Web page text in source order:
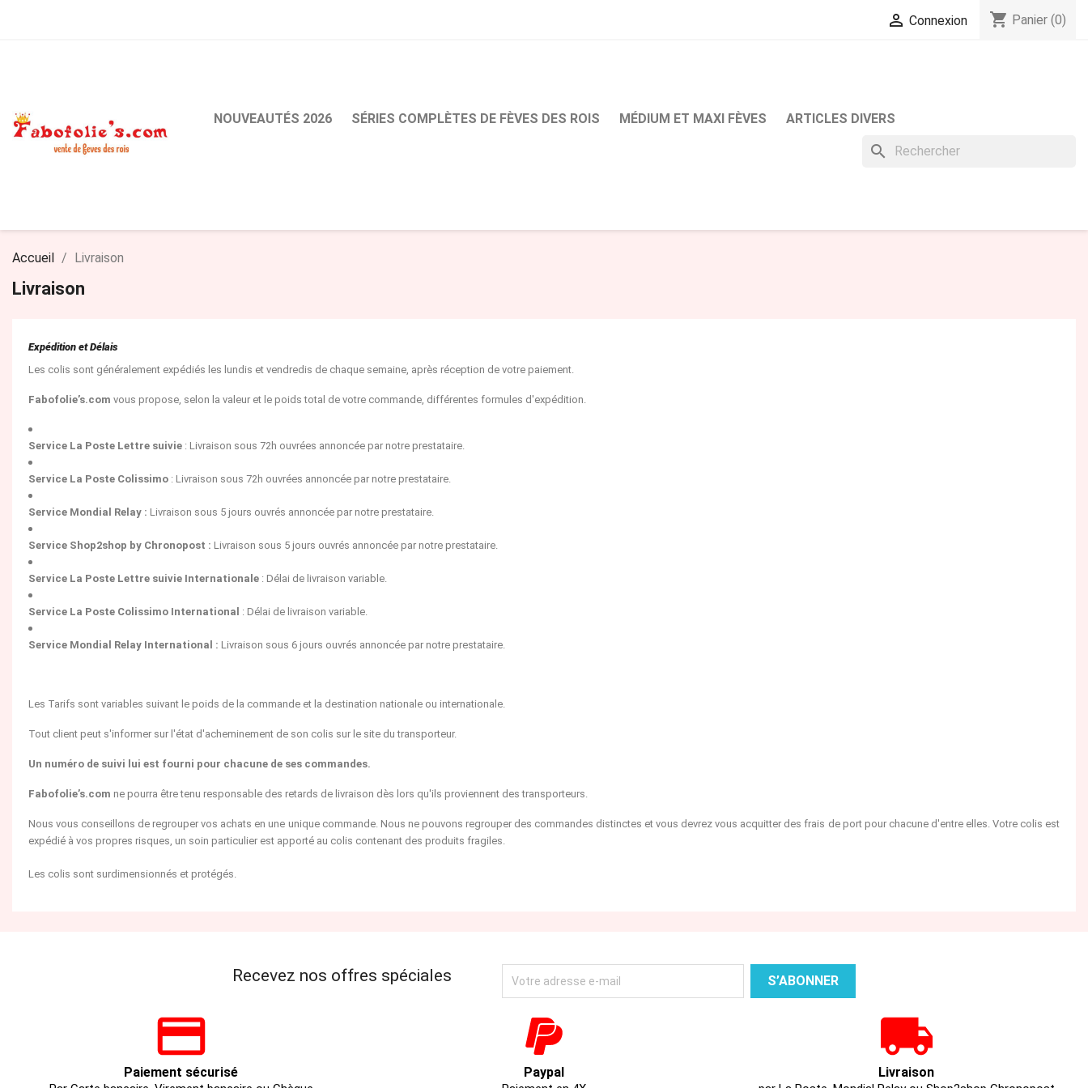
 Connexion shopping_cart Panier (0)
NOUVEAUTÉS 2026 SÉRIES COMPLÈTES DE FÈVES DES ROIS MÉDIUM ET MAXI FÈVES ARTICLES DIVERS
search
Accueil Livraison
Livraison
Expédition et Délais
Les colis sont généralement expédiés les lundis et vendredis de chaque semaine, après réception de votre paiement.
Fabofolie’s.com vous propose, selon la valeur et le poids total de votre commande, différentes formules d'expédition.
Service La Poste Lettre suivie : Livraison sous 72h ouvrées annoncée par notre prestataire.
Service La Poste Colissimo : Livraison sous 72h ouvrées annoncée par notre prestataire.
Service Mondial Relay : Livraison sous 5 jours ouvrés annoncée par notre prestataire.
Service Shop2shop by Chronopost : Livraison sous 5 jours ouvrés annoncée par notre prestataire.
Service La Poste Lettre suivie Internationale : Délai de livraison variable.
Service La Poste Colissimo International : Délai de livraison variable.
Service Mondial Relay International : Livraison sous 6 jours ouvrés annoncée par notre prestataire.
Les Tarifs sont variables suivant le poids de la commande et la destination nationale ou internationale.
Tout client peut s'informer sur l'état d'acheminement de son colis sur le site du transporteur.
Un numéro de suivi lui est fourni pour chacune de ses commandes.
Fabofolie’s.com ne pourra être tenu responsable des retards de livraison dès lors qu'ils proviennent des transporteurs.
Nous vous conseillons de regrouper vos achats en une unique commande. Nous ne pouvons regrouper des commandes distinctes et vous devrez vous acquitter des frais de port pour chacune d'entre elles. Votre colis est
expédié à vos propres risques, un soin particulier est apporté au colis contenant des produits fragiles.
Les colis sont surdimensionnés et protégés.
Recevez nos offres spéciales
Paiement sécurisé Paypal Livraison